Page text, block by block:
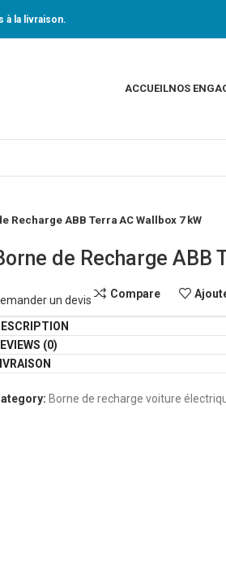
à la livraison.
ACCUEILNOS
Recharge ABB Terra AC Wallbox 7 kW
de Recharge ABB
un devis
Compare
(0)
Borne de recharge voiture